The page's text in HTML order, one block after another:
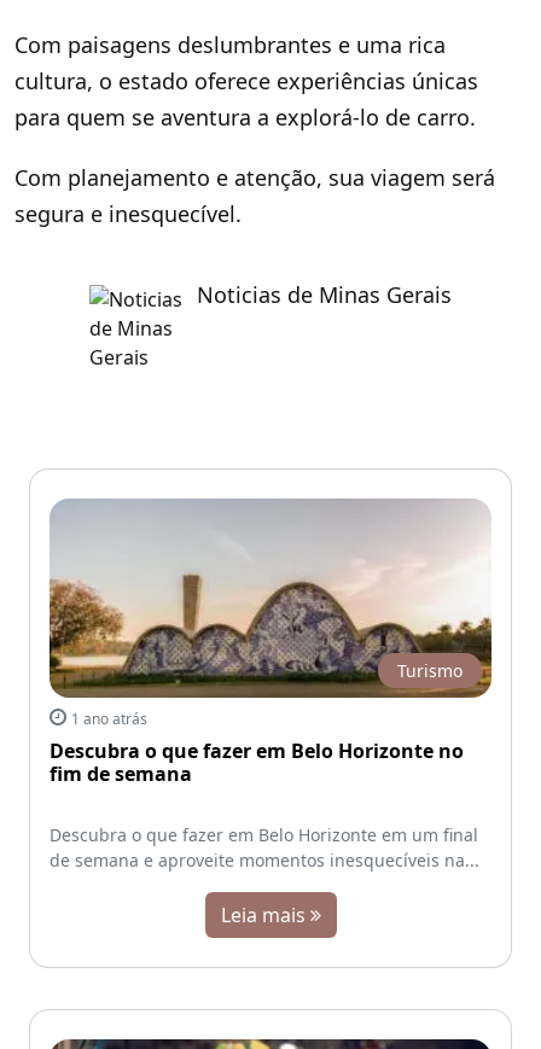
Com paisagens deslumbrantes e uma rica
cultura, o estado oferece experiências únicas
para quem se aventura a explorá-lo de carro.
Com planejamento e atenção, sua viagem será
segura e inesquecível.
Noticias de Minas Gerais
Turismo
1 ano atrás
Descubra o que fazer em Belo Horizonte no
fim de semana
Descubra o que fazer em Belo Horizonte em um final
de semana e aproveite momentos inesquecíveis na...
Leia mais